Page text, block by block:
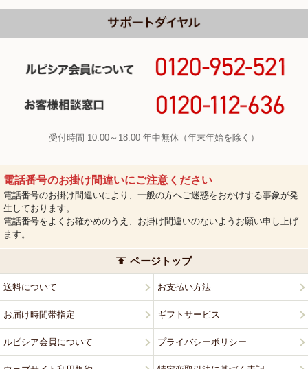
受付時間 10:00～18:00 年中無休（年末年始を除く）
電話番号のお掛け間違いにご注意ください
電話番号のお掛け間違いにより、一般の方へご迷惑をおかけする事象が発
生しております。
電話番号をよくお確かめのうえ、お掛け間違いのないようお願い申し上げ
ます。
ページトップ
送料について お支払い方法
お届け時間帯指定 ギフトサービス
ルピシア会員について プライバシーポリシー